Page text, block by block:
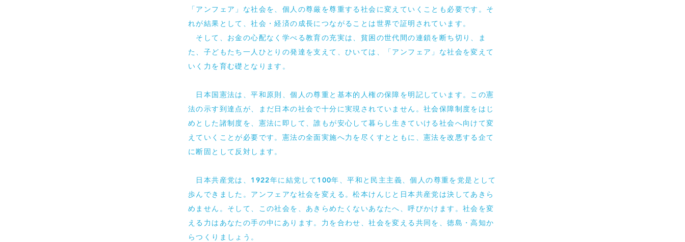
「アンフェア」な社会を、個人の尊厳を尊重する社会に変えていくことも必要です。そ
れが結果として、社会・経済の成長につながることは世界で証明されています。
そして、お金の心配なく学べる教育の充実は、貧困の世代間の連鎖を断ち切り、ま
た、子どもたち一人ひとりの発達を支えて、ひいては、「アンフェア」な社会を変えて
いく力を育む礎となります。
日本国憲法は、平和原則、個人の尊重と基本的人権の保障を明記しています。この憲
法の示す到達点が、まだ日本の社会で十分に実現されていません。社会保障制度をはじ
めとした諸制度を、憲法に即して、誰もが安心して暮らし生きていける社会へ向けて変
えていくことが必要です。憲法の全面実施へ力を尽くすとともに、憲法を改悪する企て
に断固として反対します。
日本共産党は、1922年に結党して100年、平和と民主主義、個人の尊重を党是として
歩んできました。アンフェアな社会を変える。松本けんじと日本共産党は決してあきら
めません。そして、この社会を、あきらめたくないあなたへ、呼びかけます。社会を変
える力はあなたの手の中にあります。力を合わせ、社会を変える共同を、徳島・高知か
らつくりましょう。